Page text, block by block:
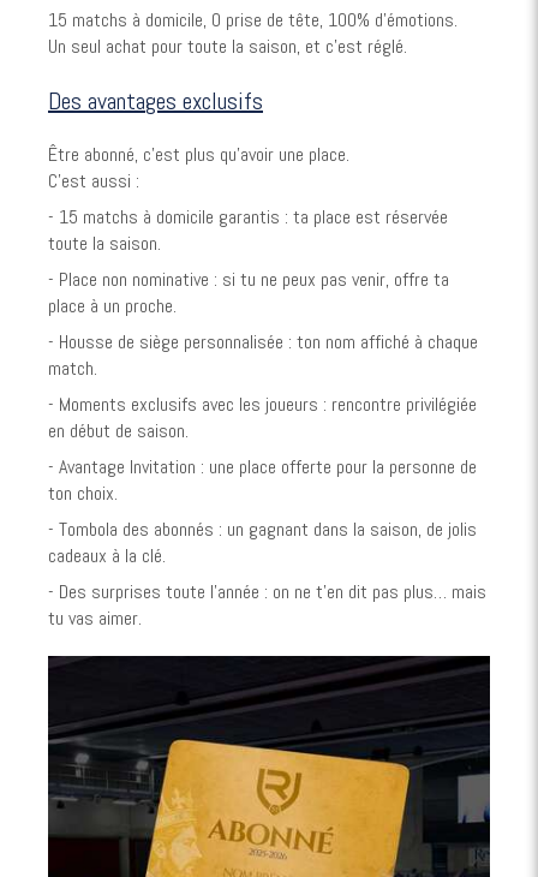
15 matchs à domicile, 0 prise de tête, 100% d’émotions.
Un seul achat pour toute la saison, et c’est réglé.
Des avantages exclusifs
Être abonné, c’est plus qu’avoir une place.
C’est aussi :
- 15 matchs à domicile garantis : ta place est réservée
toute la saison.
- Place non nominative : si tu ne peux pas venir, offre ta
place à un proche.
- Housse de siège personnalisée : ton nom affiché à chaque
match.
- Moments exclusifs avec les joueurs : rencontre privilégiée
en début de saison.
- Avantage Invitation : une place offerte pour la personne de
ton choix.
- Tombola des abonnés : un gagnant dans la saison, de jolis
cadeaux à la clé.
- Des surprises toute l’année : on ne t’en dit pas plus… mais
tu vas aimer.